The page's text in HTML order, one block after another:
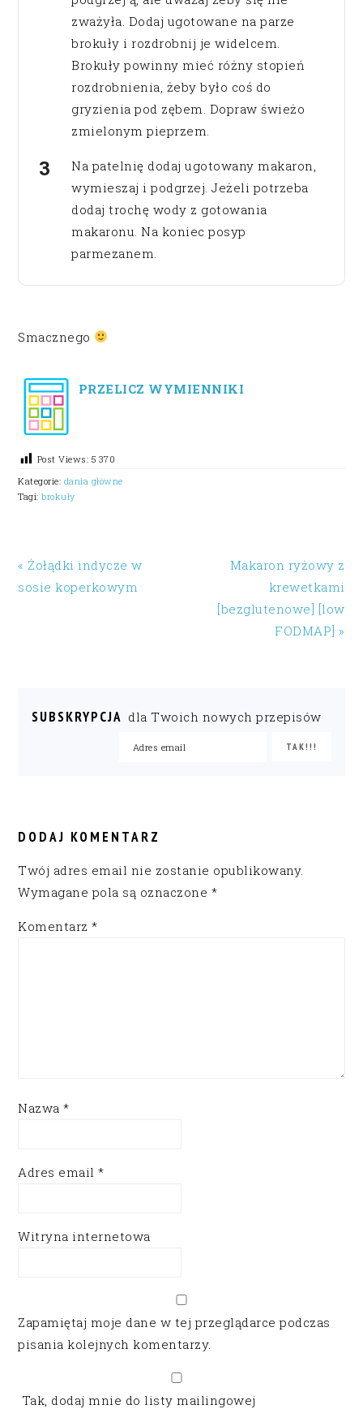
zważyła. Dodaj ugotowane na parze
brokuły i rozdrobnij je widelcem.
Brokuły powinny mieć różny stopień
rozdrobnienia, żeby było coś do
gryzienia pod zębem. Dopraw świeżo
zmielonym pieprzem.
Na patelnię dodaj ugotowany makaron,
wymieszaj i podgrzej. Jeżeli potrzeba
dodaj trochę wody z gotowania
makaronu. Na koniec posyp
parmezanem.
Smacznego
PRZELICZ WYMIENNIKI
Post Views: 5 370
Kategorie: dania główne
Tagi:brokuły
« Żołądki indycze w
sosie koperkowym
Makaron ryżowy z
krewetkami
[bezglutenowe] [low
FODMAP] »
SUBSKRYPCJA dla Twoich nowych przepisów
INTERACTIONS
DODAJ KOMENTARZ
Twój adres email nie zostanie opublikowany.
Wymagane pola są oznaczone *
Komentarz*
Nazwa*
Adres email*
Witryna internetowa
Zapamiętaj moje dane w tej przeglądarce podczas
pisania kolejnych komentarzy.
Tak, dodaj mnie do listy mailingowej